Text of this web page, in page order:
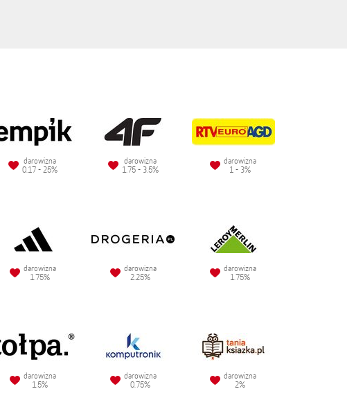
darowizna
0.17 - 25%
darowizna
1.75 - 3.5%
darowizna
1 - 3%
darowizna
1.75%
darowizna
2.25%
darowizna
1.75%
darowizna
1.5%
darowizna
0.75%
darowizna
2%